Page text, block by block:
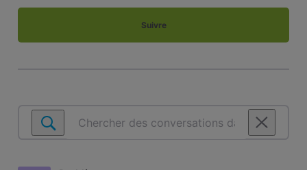
Suivre
Chercher